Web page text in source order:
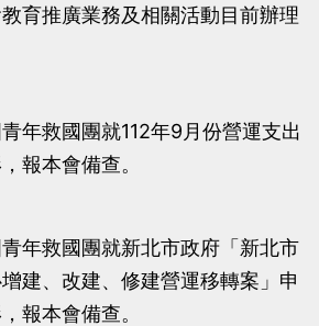
育推廣業務及相關活動目前辦理
年救國團就112年9月份營運支出
報本會備查。
年救國團就新北市政府「新北市
建、改建、修建營運移轉案」申
報本會備查。